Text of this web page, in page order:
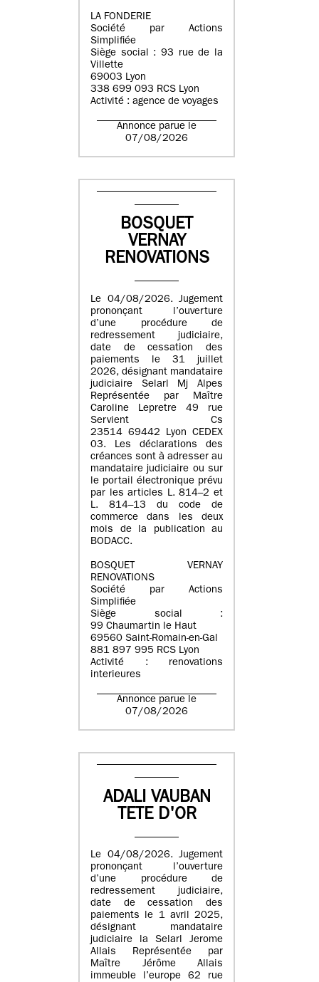
LA FONDERIE
Société par Actions
Simplifiée
Siège social : 93 rue de la
Villette
69003 Lyon
338 699 093 RCS Lyon
Activité : agence de voyages
Annonce parue le
07/08/2026
BOSQUET
VERNAY
RENOVATIONS
Le 04/08/2026. Jugement
prononçant l’ouverture
d’une procédure de
redressement judiciaire,
date de cessation des
paiements le 31 juillet
2026, désignant mandataire
judiciaire Selarl Mj Alpes
Représentée par Maître
Caroline Lepretre 49 rue
Servient Cs
23514 69442 Lyon CEDEX
03. Les déclarations des
créances sont à adresser au
mandataire judiciaire ou sur
le portail électronique prévu
par les articles L. 814–2 et
L. 814–13 du code de
commerce dans les deux
mois de la publication au
BODACC.
BOSQUET VERNAY
RENOVATIONS
Société par Actions
Simplifiée
Siège social :
99 Chaumartin le Haut
69560 Saint-Romain-en-Gal
881 897 995 RCS Lyon
Activité : renovations
interieures
Annonce parue le
07/08/2026
ADALI VAUBAN
TETE D'OR
Le 04/08/2026. Jugement
prononçant l’ouverture
d’une procédure de
redressement judiciaire,
date de cessation des
paiements le 1 avril 2025,
désignant mandataire
judiciaire la Selarl Jerome
Allais Représentée par
Maître Jérôme Allais
immeuble l’europe 62 rue